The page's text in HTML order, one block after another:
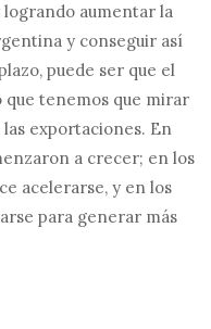
aumentar la
y conseguir así
puede ser que el
tenemos que mirar
exportaciones. En
a crecer; en los
acelerarse, y en los
para generar más